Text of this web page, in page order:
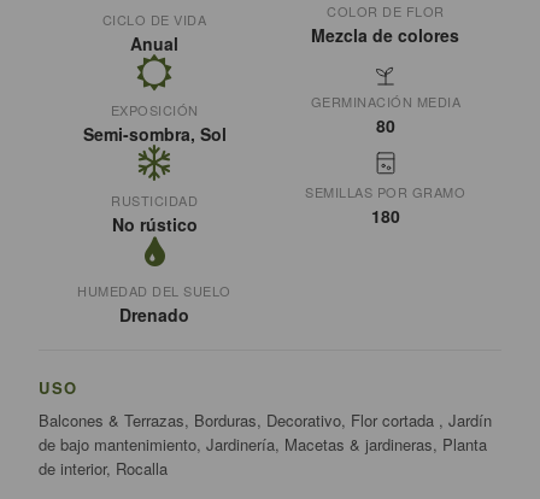
CICLO DE VIDA
Anual
COLOR DE FLOR
Mezcla de colores
EXPOSICIÓN
Semi-sombra, Sol
GERMINACIÓN MEDIA
80
RUSTICIDAD
No rústico
SEMILLAS POR GRAMO
180
HUMEDAD DEL SUELO
Drenado
USO
Balcones & Terrazas, Borduras, Decorativo, Flor cortada , Jardín
de bajo mantenimiento, Jardinería, Macetas & jardineras, Planta
de interior, Rocalla